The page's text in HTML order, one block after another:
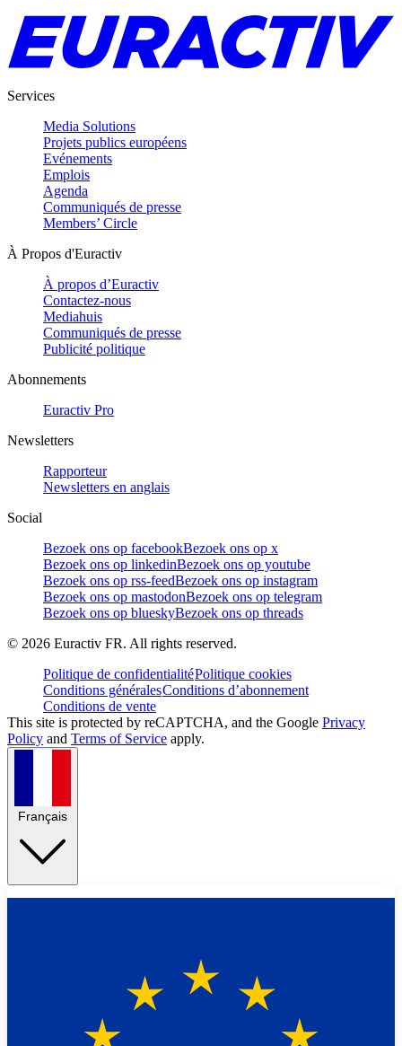
Services
Media Solutions
Projets publics européens
Evénements
Emplois
Agenda
Communiqués de presse
Members’ Circle
À Propos d'Euractiv
À propos d’Euractiv
Contactez-nous
Mediahuis
Communiqués de presse
Publicité politique
Abonnements
Euractiv Pro
Newsletters
Rapporteur
Newsletters en anglais
Social
Bezoek ons op facebookBezoek ons op x
Bezoek ons op linkedinBezoek ons op youtube
Bezoek ons op rss-feedBezoek ons op instagram
Bezoek ons op mastodonBezoek ons op telegram
Bezoek ons op blueskyBezoek ons op threads
© 2026 Euractiv FR. All rights reserved.
Politique de confidentialitéPolitique cookies
Conditions généralesConditions d’abonnement
Conditions de vente
This site is protected by reCAPTCHA, and the Google Privacy
Policy and Terms of Service apply.
Français